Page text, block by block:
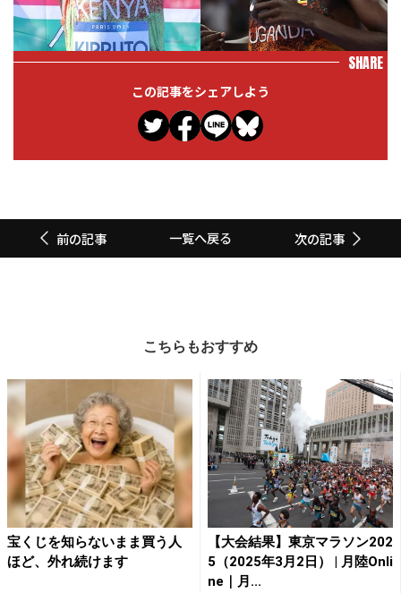
SHARE
この記事をシェアしよう
前の記事 一覧へ戻る 次の記事
こちらもおすすめ
宝くじを知らないまま買う人
ほど、外れ続けます
【大会結果】東京マラソン202
5（2025年3月2日） | 月陸Onli
ne｜月...